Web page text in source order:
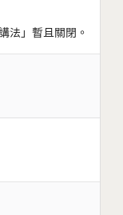
法」暫且關閉。